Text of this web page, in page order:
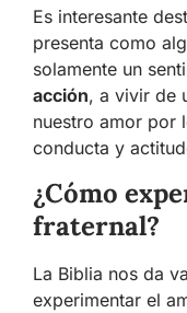
Es interesante
presenta como
solamente un
acción, a vivir de
nuestro amor por
conducta y
¿Cómo
fraternal?
La Biblia nos da
experimentar el